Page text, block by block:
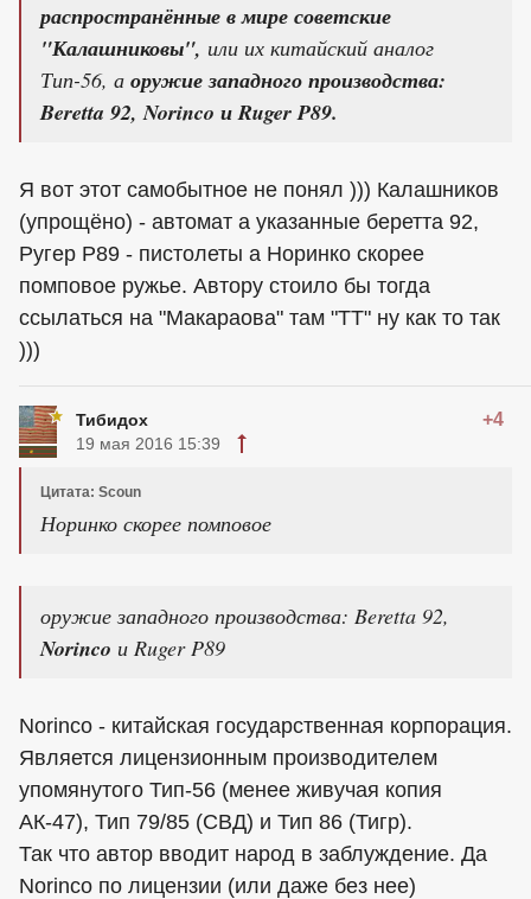
распространённые в мире советские
"Калашниковы", или их китайский аналог
Тип-56, а оружие западного производства:
Beretta 92, Norinco и Ruger P89.
Я вот этот самобытное не понял ))) Калашников
(упрощёно) - автомат а указанные беретта 92,
Ругер Р89 - пистолеты а Норинко скорее
помповое ружье. Автору стоило бы тогда
ссылаться на "Макараова" там "ТТ" ну как то так
)))
Тибидох +4
19 мая 2016 15:39
Цитата: Scoun
Норинко скорее помповое
оружие западного производства: Beretta 92,
Norinco и Ruger P89
Norinco - китайская государственная корпорация.
Является лицензионным производителем
упомянутого Тип-56 (менее живучая копия
АК-47), Тип 79/85 (СВД) и Тип 86 (Тигр).
Так что автор вводит народ в заблуждение. Да
Norinco по лицензии (или даже без нее)